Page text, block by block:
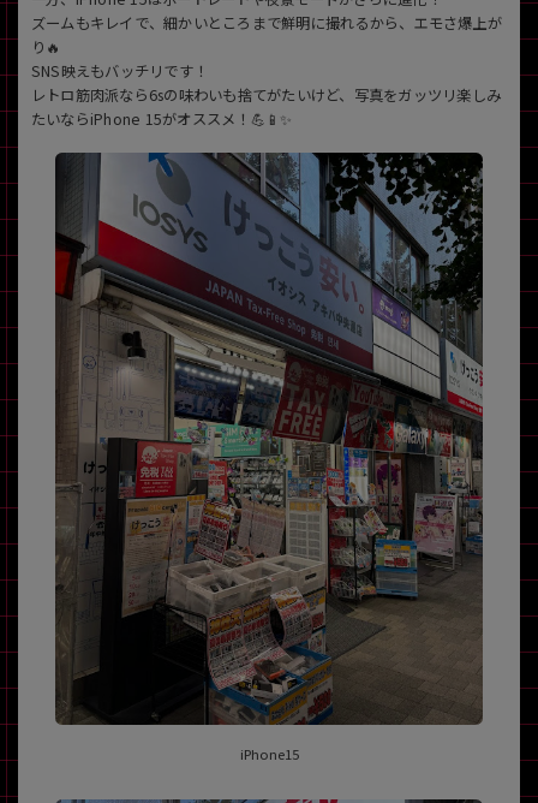
ズームもキレイで、細かいところまで鮮明に撮れるから、エモさ爆上が
り🔥
SNS映えもバッチリです！
レトロ筋肉派なら6sの味わいも捨てがたいけど、写真をガッツリ楽しみ
たいならiPhone 15がオススメ！💪📱✨
iPhone15